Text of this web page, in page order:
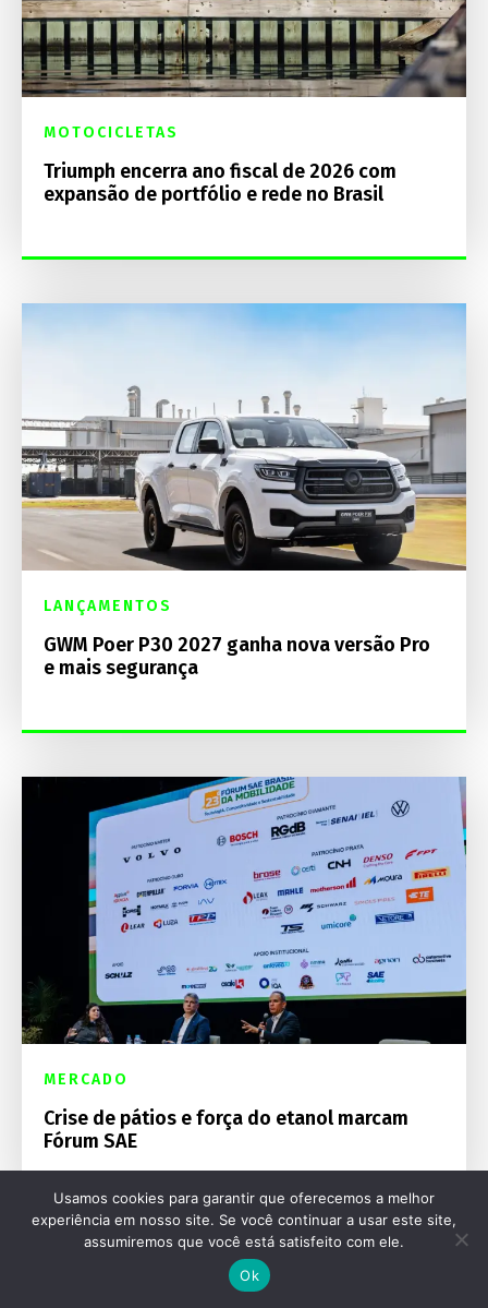
MOTOCICLETAS
Triumph encerra ano fiscal de 2026 com
expansão de portfólio e rede no Brasil
LANÇAMENTOS
GWM Poer P30 2027 ganha nova versão Pro
e mais segurança
MERCADO
Crise de pátios e força do etanol marcam
Fórum SAE
Usamos cookies para garantir que oferecemos a melhor
experiência em nosso site. Se você continuar a usar este site,
assumiremos que você está satisfeito com ele.
Ok